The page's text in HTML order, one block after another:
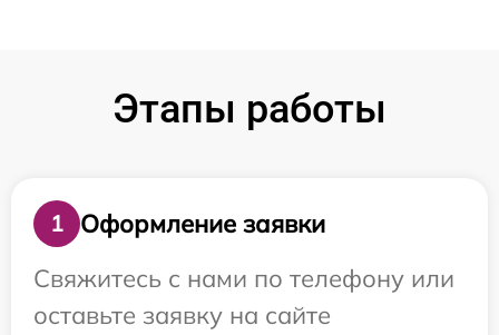
Этапы работы
1
Оформление заявки
Свяжитесь с нами по телефону или
оставьте заявку на сайте